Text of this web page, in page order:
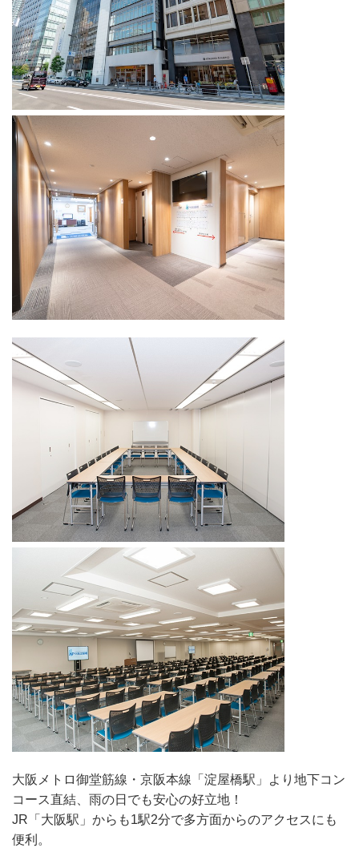
大阪メトロ御堂筋線・京阪本線「淀屋橋駅」より地下コン
コース直結、雨の日でも安心の好立地！
JR「大阪駅」からも1駅2分で多方面からのアクセスにも
便利。